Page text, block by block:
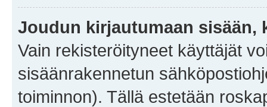
Joudun kirjautumaan sisään,
Vain rekisteröityneet käyttäjät
sisäänrakennetun
toiminnon). Tällä estetään